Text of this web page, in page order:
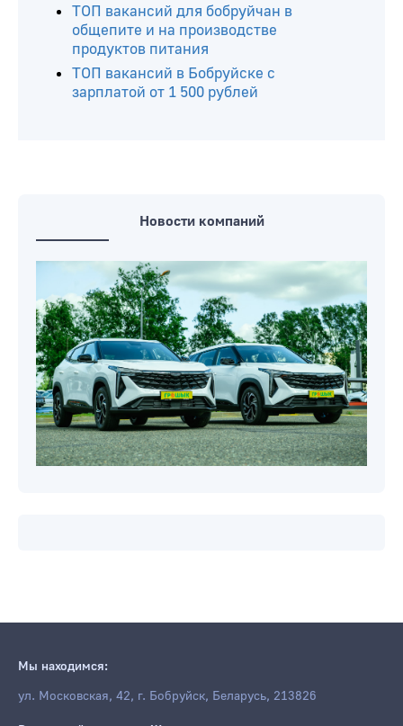
ТОП вакансий для бобруйчан в
общепите и на производстве
продуктов питания
ТОП вакансий в Бобруйске с
зарплатой от 1 500 рублей
Новости компаний
Мы находимся:
ул. Московская, 42, г. Бобруйск, Беларусь, 213826